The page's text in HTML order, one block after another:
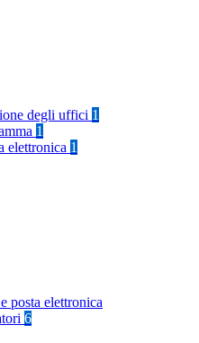
degli uffici 1
1
elettronica 1
posta elettronica
6